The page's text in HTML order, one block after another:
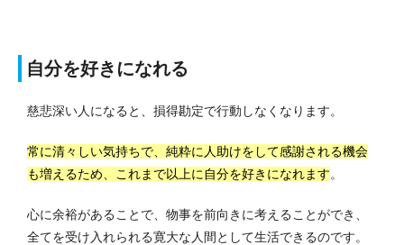
自分を好きになれる
慈悲深い人になると、損得勘定で行動しなくなります。
常に清々しい気持ちで、純粋に人助けをして感謝される機会
も増えるため、これまで以上に自分を好きになれます。
心に余裕があることで、物事を前向きに考えることができ、
全てを受け入れられる寛大な人間として生活できるのです。